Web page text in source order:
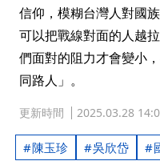
信仰，模糊台灣人對國
可以把戰線對面的人越
們面對的阻力才會變小
同路人」。
更新時間 2025.03.28
陳玉珍 吳欣岱